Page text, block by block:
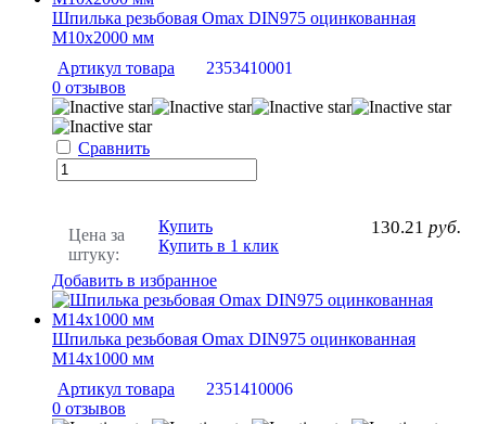
Шпилька резьбовая Omax DIN975 оцинкованная
М10х2000 мм
Артикул товара
2353410001
0 отзывов
Сравнить
Цена за
штуку:
130.21 руб.
Купить
Купить в 1 клик
Добавить в избранное
Шпилька резьбовая Omax DIN975 оцинкованная
М14х1000 мм
Артикул товара
2351410006
0 отзывов